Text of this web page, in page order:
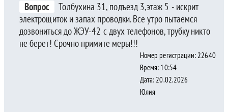
Вопрос
Толбухина 31, подъезд 3,этаж 5 - искрит
электрощиток и запах проводки. Все утро пытаемся
дозвониться до ЖЭУ-42 с двух телефонов, трубку никто
не берет! Срочно примите меры!!!
Номер регистрации: 22640
Время: 10:54
Дата: 20.02.2026
Юлия